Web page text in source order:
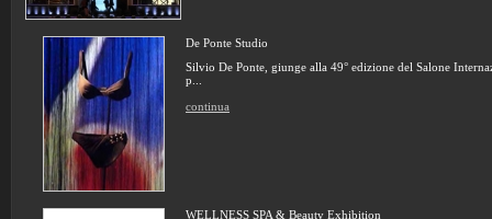
De Ponte Studio
Silvio De Ponte, giunge alla 49° edizione del Salone
p...
continua
WELLNESS SPA & Beauty Exhibition